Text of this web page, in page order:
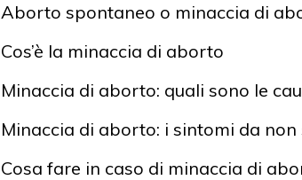
Aborto spontaneo o minaccia di
Cos’è la minaccia di aborto
Minaccia di aborto: quali sono le
Minaccia di aborto: i sintomi da
Cosa fare in caso di minaccia di